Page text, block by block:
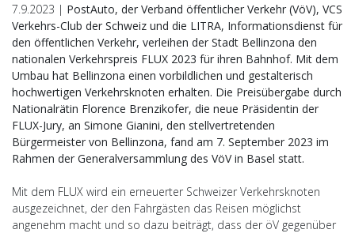
7.9.2023 | PostAuto, der Verband öffentlicher Verkehr (VöV), VCS
Verkehrs-Club der Schweiz und die LITRA, Informationsdienst für
den öffentlichen Verkehr, verleihen der Stadt Bellinzona den
nationalen Verkehrspreis FLUX 2023 für ihren Bahnhof. Mit dem
Umbau hat Bellinzona einen vorbildlichen und gestalterisch
hochwertigen Verkehrsknoten erhalten. Die Preisübergabe durch
Nationalrätin Florence Brenzikofer, die neue Präsidentin der
FLUX-Jury, an Simone Gianini, den stellvertretenden
Bürgermeister von Bellinzona, fand am 7. September 2023 im
Rahmen der Generalversammlung des VöV in Basel statt.
Mit dem FLUX wird ein erneuerter Schweizer Verkehrsknoten
ausgezeichnet, der den Fahrgästen das Reisen möglichst
angenehm macht und so dazu beiträgt, dass der öV gegenüber